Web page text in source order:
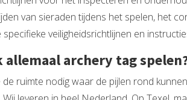
van sieraden tijdens het spelen, het
veiligheidsrichtlijnen en
allemaal archery tag
de ruimte nodig waar de pijlen rond